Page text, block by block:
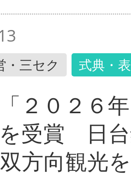
・三セク 式典・
２０２６
受賞 日
方向観光